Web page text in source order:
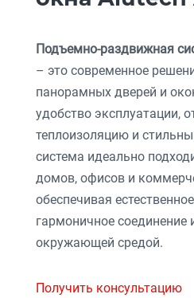
Подъемно-раздвижная
– это современное
панорамных дверей и
удобство эксплуатации,
теплоизоляцию и
система идеально
домов, офисов и
обеспечивая
гармоничное соединение
окружающей средой.
Получить консультацию